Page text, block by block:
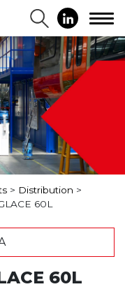
> Distribution >
60L
60L